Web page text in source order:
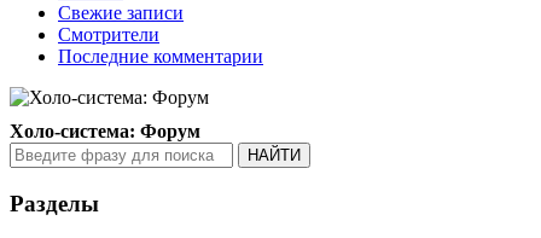
Свежие записи
Смотрители
Последние комментарии
Холо-система: Форум
Разделы